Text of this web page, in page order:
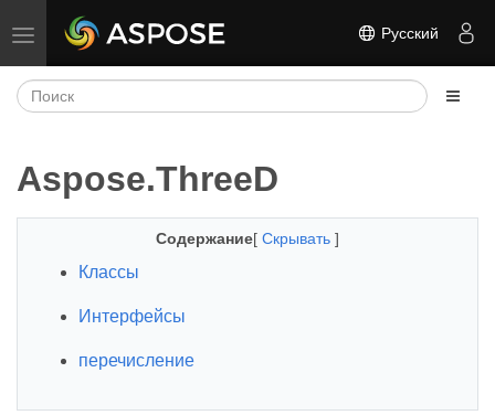
Переключить навигацию Русский
Aspose.ThreeD
Содержание[ Скрывать ]
Классы
Интерфейсы
перечисление